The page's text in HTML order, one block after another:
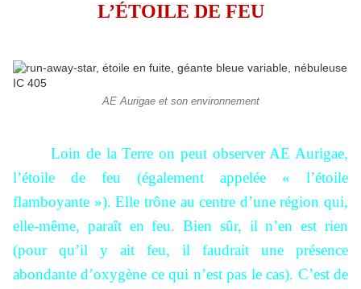
L’ÉTOILE DE FEU
AE Aurigae et son environnement
Loin de la Terre on peut observer AE Aurigae,
l’étoile de feu (également appelée « l’étoile
flamboyante »). Elle trône au centre d’une région qui,
elle-même, paraît en feu. Bien sûr, il n’en est rien
(pour qu’il y ait feu, il faudrait une présence
abondante d’oxygène ce qui n’est pas le cas). C’est de